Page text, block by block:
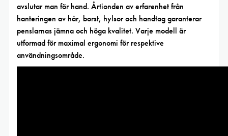
avslutar man för hand. Årtionden av erfarenhet från
hanteringen av hår, borst, hylsor och handtag garanterar
penslarnas jämna och höga kvalitet. Varje modell är
utformad för maximal ergonomi för respektive
användningsområde.